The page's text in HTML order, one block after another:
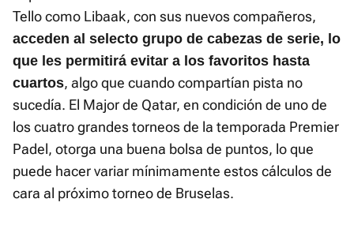
Tello como Libaak, con sus nuevos compañeros,
acceden al selecto grupo de cabezas de serie, lo
que les permitirá evitar a los favoritos hasta
cuartos, algo que cuando compartían pista no
sucedía. El Major de Qatar, en condición de uno de
los cuatro grandes torneos de la temporada Premier
Padel, otorga una buena bolsa de puntos, lo que
puede hacer variar mínimamente estos cálculos de
cara al próximo torneo de Bruselas.